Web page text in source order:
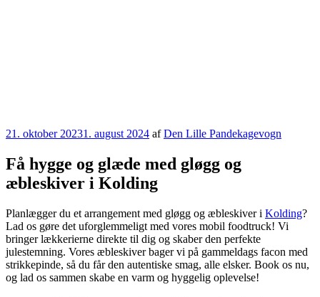
Udgivet
21. oktober 20231. august 2024 afDen Lille Pandekagevogn
Få hygge og glæde med gløgg og
æbleskiver i Kolding
Planlægger du et arrangement med gløgg og æbleskiver i Kolding?
Lad os gøre det uforglemmeligt med vores mobil foodtruck! Vi
bringer lækkerierne direkte til dig og skaber den perfekte
julestemning. Vores æbleskiver bager vi på gammeldags facon med
strikkepinde, så du får den autentiske smag, alle elsker. Book os nu,
og lad os sammen skabe en varm og hyggelig oplevelse!